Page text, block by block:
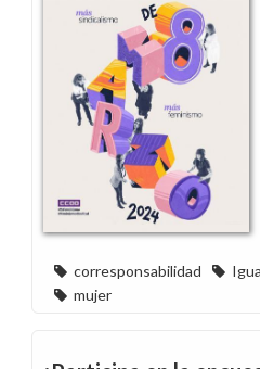
corresponsabilidad
mujer